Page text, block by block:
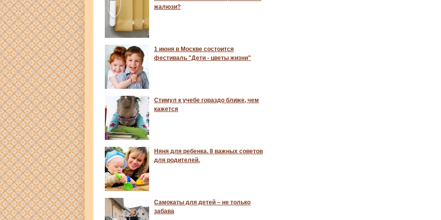
жалюзи?
1 июня в Москве состоится
фестиваль "Дети - цветы жизни"
Стимул к учебе гораздо ближе, чем
кажется
Няня для ребенка. 8 важных советов
для родителей.
Самокаты для детей – не только
забава